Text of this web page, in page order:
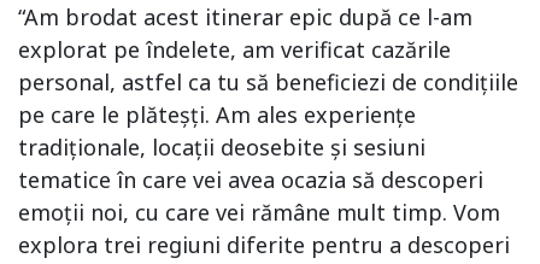
“Am brodat acest itinerar epic după ce l-am
explorat pe îndelete, am verificat cazările
personal, astfel ca tu să beneficiezi de condițiile
pe care le plăteșți. Am ales experiențe
tradiționale, locații deosebite și sesiuni
tematice în care vei avea ocazia să descoperi
emoții noi, cu care vei rămâne mult timp. Vom
explora trei regiuni diferite pentru a descoperi